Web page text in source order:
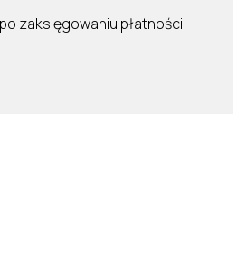
zaksięgowaniu płatności